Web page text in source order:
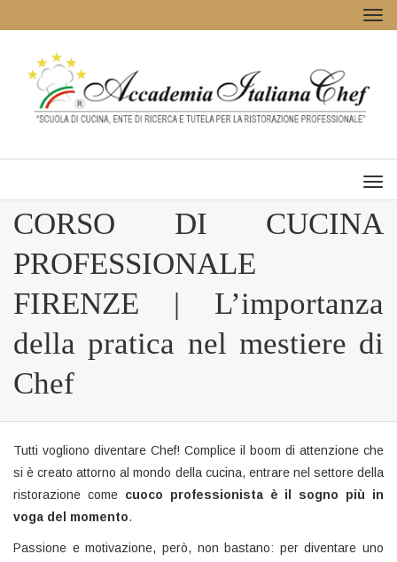
CORSO DI CUCINA
PROFESSIONALE
FIRENZE | L’importanza
della pratica nel mestiere di
Chef
Tutti vogliono diventare Chef! Complice il boom di attenzione che
si è creato attorno al mondo della cucina, entrare nel settore della
ristorazione come cuoco professionista è il sogno più in
voga del momento.
Passione e motivazione, però, non bastano: per diventare uno